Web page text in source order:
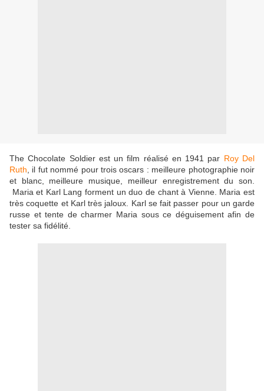
The Chocolate Soldier est un film réalisé en 1941 par Roy Del
Ruth , il fut nommé pour trois oscars : meilleure photographie noir
et blanc, meilleure musique, meilleur enregistrement du son.
Maria et Karl Lang forment un duo de chant à Vienne. Maria est
très coquette et Karl très jaloux. Karl se fait passer pour un garde
russe et tente de charmer Maria sous ce déguisement afin de
tester sa fidélité.